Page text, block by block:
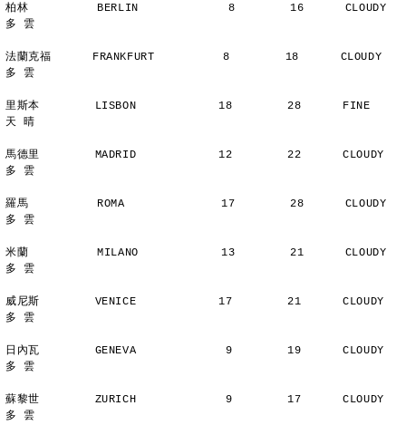
柏林          BERLIN             8        16      CLOUDY
多 雲
法蘭克福      FRANKFURT          8        18      CLOUDY
多 雲
里斯本        LISBON            18        28      FINE
天 晴
馬德里        MADRID            12        22      CLOUDY
多 雲
羅馬          ROMA              17        28      CLOUDY
多 雲
米蘭          MILANO            13        21      CLOUDY
多 雲
威尼斯        VENICE            17        21      CLOUDY
多 雲
日內瓦        GENEVA             9        19      CLOUDY
多 雲
蘇黎世        ZURICH             9        17      CLOUDY
多 雲